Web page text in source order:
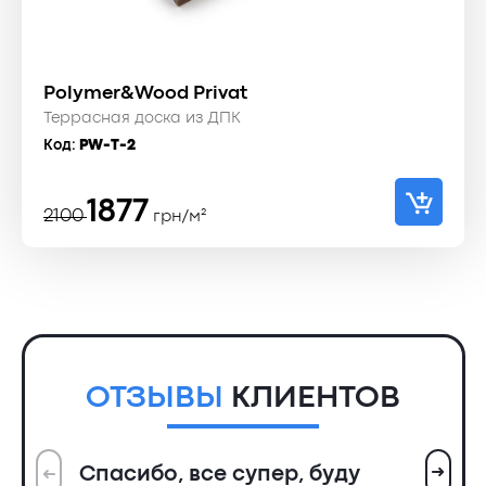
Polymer&Wood Privat
Террасная доска из ДПК
Код: PW-T-2
2100
Первоначальная
1877
Текущаягрн/м²
ОТЗЫВЫ КЛИЕНТОВ
Спасибо, все супер, буду
➜ ➜